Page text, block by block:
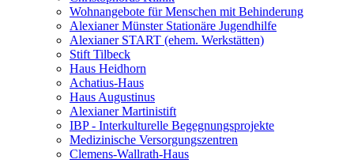
Wohnangebote für Menschen mit Behinderung
Alexianer Münster Stationäre Jugendhilfe
Alexianer START (ehem. Werkstätten)
Stift Tilbeck
Haus Heidhorn
Achatius-Haus
Haus Augustinus
Alexianer Martinistift
IBP - Interkulturelle Begegnungsprojekte
Medizinische Versorgungszentren
Clemens-Wallrath-Haus